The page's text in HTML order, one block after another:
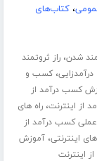
،کتاب‌های
شدن،راز ثروتمند
درآمدزایی،کسب و
کسب درآمد از
از اینترنت،راه های
کسب درآمد از
اینترنتی،آموزش
اینترنت